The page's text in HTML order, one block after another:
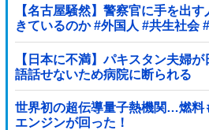
【名古屋騒然】警察官に手を出
きているのか #外国人 #共生社会
【日本に不満】パキスタン夫婦
語話せないため病院に断られる
世界初の超伝導量子熱機関…燃料
エンジンが回った！